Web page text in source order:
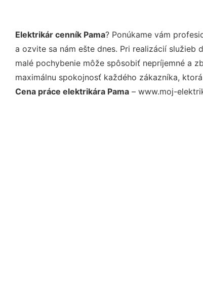
Elektrikár cenník Pama? Ponúkame vám
a ozvite sa nám ešte dnes. Pri realizácií služieb
malé pochybenie môže spôsobiť nepríjemné a
maximálnu spokojnosť každého zákazníka,
Cena práce elektrikára Pama – www.moj-